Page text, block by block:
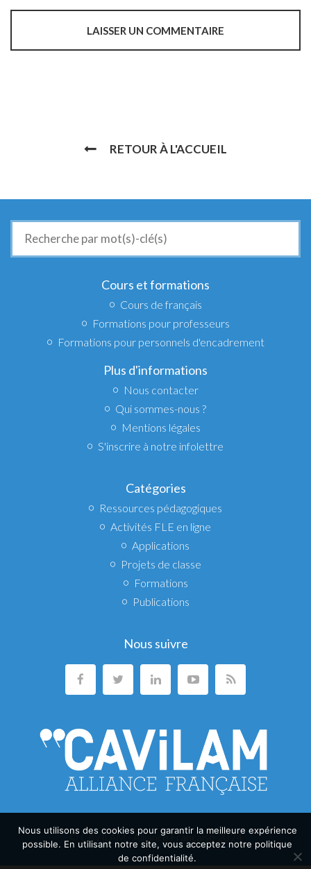
RETOUR À L'ACCUEIL
de
:
Cours et formations
Cours de français
Formations pour professeurs
Formations pour personnels d'encadrement
Plus d'informations
Nous contacter
Qui sommes-nous ?
Mentions légales
S'inscrire à notre infolettre
Catégories
Ressources pédagogiques
Activités FLE en ligne
Applications
Projets de classe
Formations
Publications
Nous suivre
© CAVILAM - Alliance Française 2024
Nous utilisons des cookies pour garantir la meilleure expérience
possible. En utilisant notre site, vous acceptez notre politique
de confidentialité.